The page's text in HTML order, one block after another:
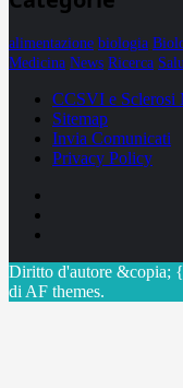
alimentazione biologia
Medicina News Ricerca
CCSVI e Sclerosi
Sitemap
Invia Comunicati
Privacy Policy
Diritto d'autore &copia;
di AF themes.